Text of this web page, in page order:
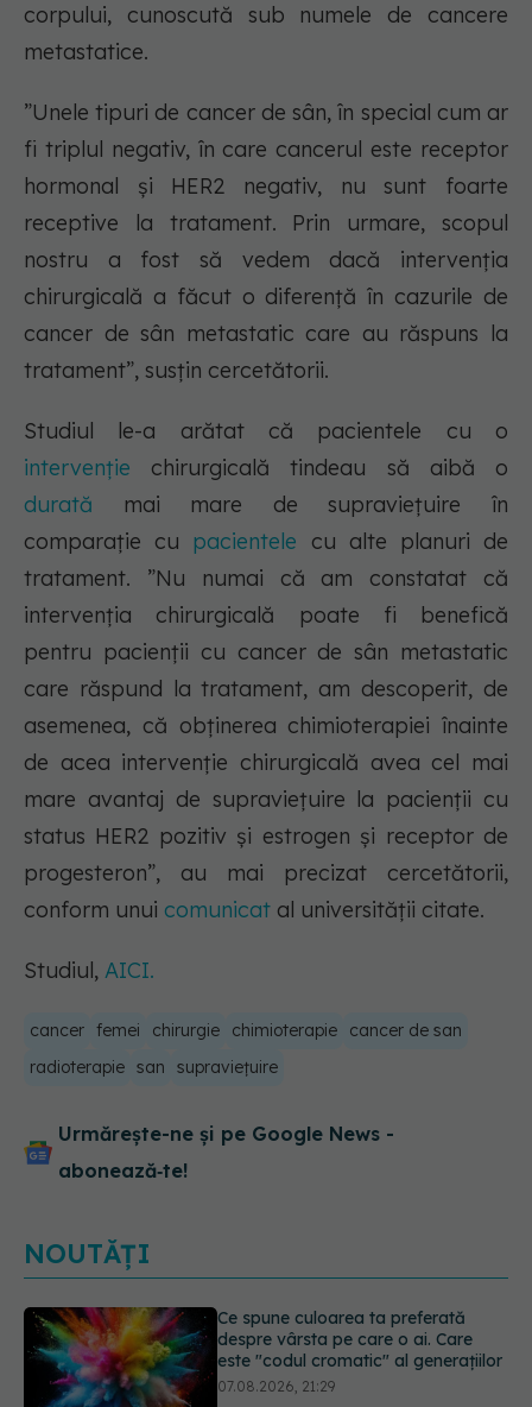
corpului, cunoscută sub numele de cancere
metastatice.
”Unele tipuri de cancer de sân, în special cum ar
fi triplul negativ, în care cancerul este receptor
hormonal și HER2 negativ, nu sunt foarte
receptive la tratament. Prin urmare, scopul
nostru a fost să vedem dacă intervenția
chirurgicală a făcut o diferență în cazurile de
cancer de sân metastatic care au răspuns la
tratament”, susțin cercetătorii.
Studiul le-a arătat că pacientele cu o
intervenție chirurgicală tindeau să aibă o
durată mai mare de supraviețuire în
comparație cu pacientele cu alte planuri de
tratament. ”Nu numai că am constatat că
intervenția chirurgicală poate fi benefică
pentru pacienții cu cancer de sân metastatic
care răspund la tratament, am descoperit, de
asemenea, că obținerea chimioterapiei înainte
de acea intervenție chirurgicală avea cel mai
mare avantaj de supraviețuire la pacienții cu
status HER2 pozitiv și estrogen și receptor de
progesteron”, au mai precizat cercetătorii,
conform unui comunicat al universității citate.
Studiul, AICI.
cancer femei chirurgie chimioterapie
cancer de san
radioterapie san supraviețuire
Urmărește-ne și pe Google News -
abonează‑te!
NOUTĂȚI
EXCLUSIV Cancerele care pot fi
prevenite. Dr. Sorin Bogdan
(SANADOR): Au metode de